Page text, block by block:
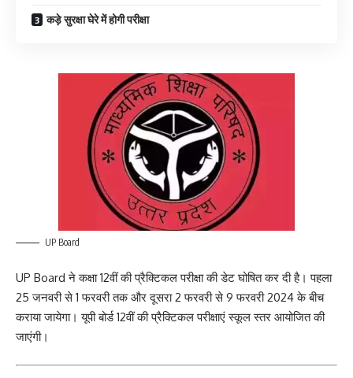
कड़े सुरक्षा घेरे में होगी परीक्षा
UP Board
UP Board ने कक्षा 12वीं की प्रैक्टिकल परीक्षा की डेट घोषित कर दी है। पहला
25 जनवरी से 1 फरवरी तक और दूसरा 2 फरवरी से 9 फरवरी 2024 के बीच
कराया जायेगा। यूपी बोर्ड 12वीं की प्रैक्टिकल परीक्षाएं स्कूल स्तर आयोजित की
जाएंगी।